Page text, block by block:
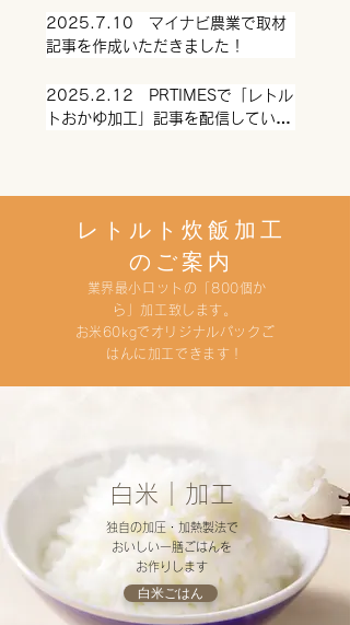
2025.7.10　マイナビ農業で取材
記事を作成いただきました！
2025.2.12　PRTIMESで「レトル
トおかゆ加工」記事を配信していま
レトルト炊飯加工
のご案内
業界最小ロットの「800個か
ら」加工致します。
お米60kgでオリジナルパックご
はんに加工できます！
白米｜加工
独自の加圧・加熱製法で
おいしい一膳ごはんを​
​お作りします
白米ごはん